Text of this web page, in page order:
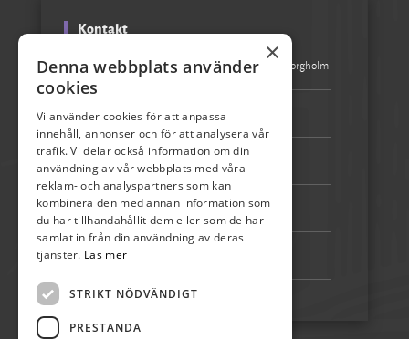
Kontakt
Besöksadress: Turistbyrån Storgatan 1, 387 31 Borgholm
Epost: info@skordefest.nu
072-507 80 50
Bankgiro: 5192-4348
Swish: 123 222 02 67
×
Denna webbplats använder
cookies
Vi använder cookies för att anpassa
innehåll, annonser och för att analysera vår
trafik. Vi delar också information om din
användning av vår webbplats med våra
reklam- och analyspartners som kan
kombinera den med annan information som
du har tillhandahållit dem eller som de har
samlat in från din användning av deras
tjänster. Läs mer
STRIKT NÖDVÄNDIGT
PRESTANDA